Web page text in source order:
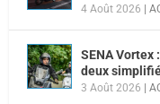
4 Août 2026 |
SENA Vortex
deux
3 Août 2026 |